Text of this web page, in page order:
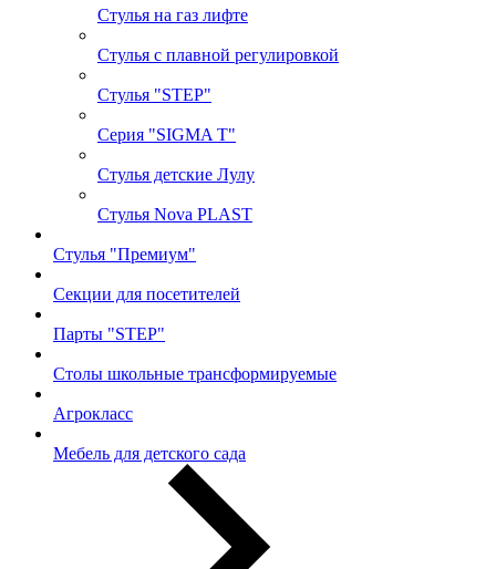
Стулья на газ лифте
Стулья с плавной регулировкой
Стулья "STEP"
Серия "SIGMA T"
Стулья детские Лулу
Стулья Nova PLAST
Стулья "Премиум"
Секции для посетителей
Парты "STEP"
Столы школьные трансформируемые
Агрокласс
Мебель для детского сада